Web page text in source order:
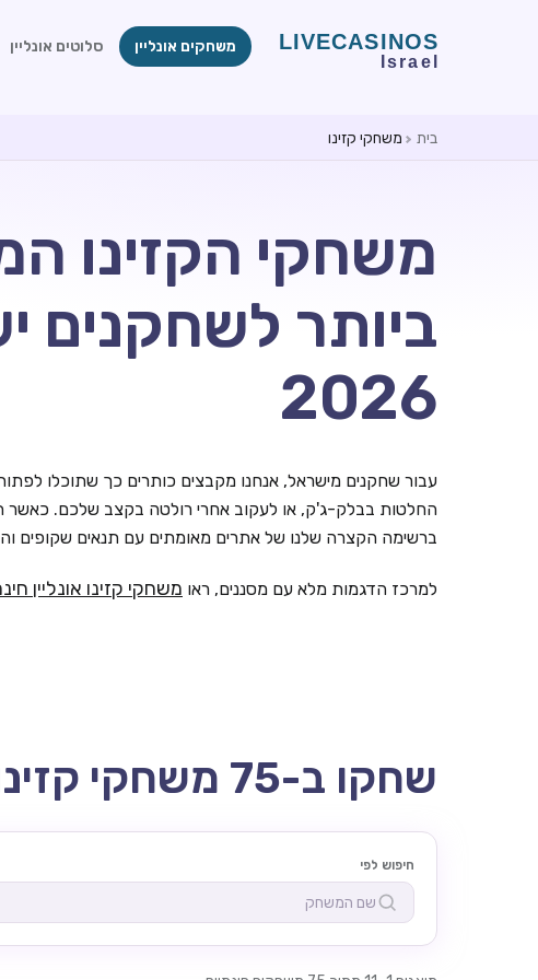
משחקים אונליין סלוטים אונליין
בית משחקי קזינו
משחקי הקזינו
ביותר לשחקנים
2026
עבור שחקנים מישראל, אנחנו מקבצים כותרים כך שתוכלו
החלטות בבלק-ג'ק, או לעקוב אחרי רולטה בקצב שלכם. כאשר
ברשימה הקצרה שלנו של אתרים מאומתים עם תנאים שקופים
למרכז הדגמות מלא עם מסננים, ראו משחקי קזינו אונליין
שחקו ב-75 משחקי קזינו אונליין חינם כאן
חיפוש לפי